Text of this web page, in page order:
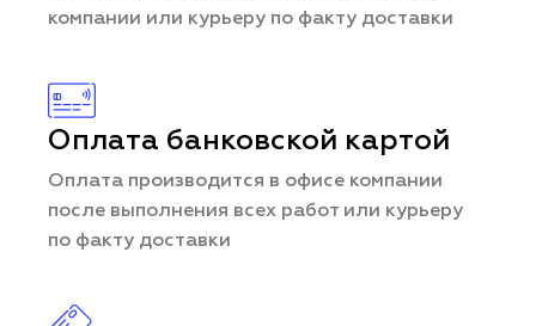
компании или курьеру по факту доставки
Оплата банковской картой
Оплата производится в офисе компании
после выполнения всех работ или курьеру
по факту доставки